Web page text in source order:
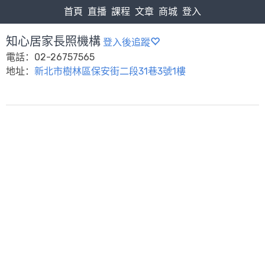
首頁 直播 課程 文章 商城 登入
知心居家長照機構 登入後追蹤
電話：02-26757565
地址： 新北市樹林區保安街二段31巷3號1樓